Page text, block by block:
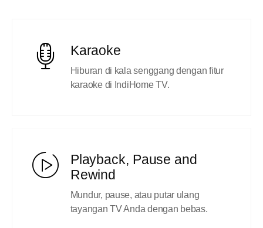
Karaoke
Hiburan di kala senggang dengan fitur
karaoke di IndiHome TV.
Playback, Pause and
Rewind
Mundur, pause, atau putar ulang
tayangan TV Anda dengan bebas.